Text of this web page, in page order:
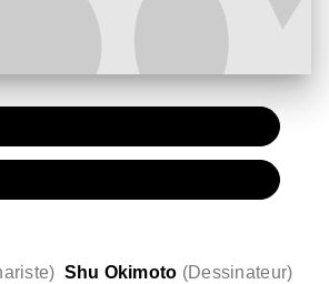
) Shu Okimoto (Dessinateur)